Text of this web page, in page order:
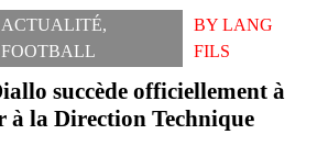
ACTUALITÉ,
FOOTBALL
BY LANG
FILS
succède officiellement à
à la Direction Technique